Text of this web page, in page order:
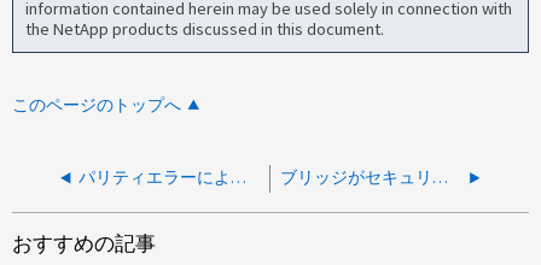
information contained herein may be used solely in connection with
the NetApp products discussed in this document.
このページのトップへ
パリティエラーによるATTOブリッジのリブート、CRIT 0x2、SWI=0x000085 ブリッジがセキュリティ保護されていなくてもATTOブリッジにアクセスできません
おすすめの記事